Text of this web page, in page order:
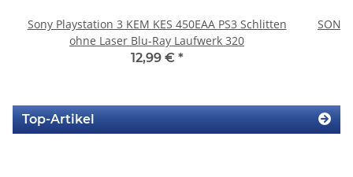
Sony Playstation 3 KEM KES 450EAA PS3 Schlitten
ohne Laser Blu-Ray Laufwerk 320
12,99 € *
Top-Artikel